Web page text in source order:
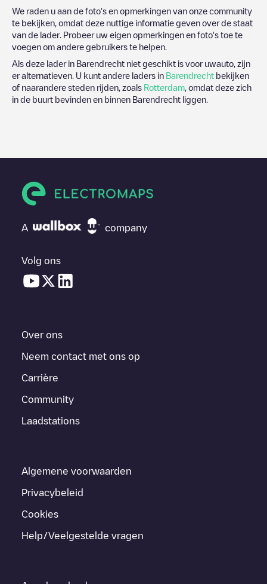
We raden u aan de foto's en opmerkingen van onze community
te bekijken, omdat deze nuttige informatie geven over de staat
van de lader. Probeer uw eigen opmerkingen en foto's toe te
voegen om andere gebruikers te helpen.
Als deze lader in Barendrecht niet geschikt is voor uwauto, zijn
er alternatieven. U kunt andere laders in Barendrecht bekijken
of naarandere steden rijden, zoals Rotterdam , omdat deze zich
in de buurt bevinden en binnen Barendrecht liggen.
A company
Volg ons
Over ons
Neem contact met ons op
Carrière
Community
Laadstations
Algemene voorwaarden
Privacybeleid
Cookies
Help/Veelgestelde vragen